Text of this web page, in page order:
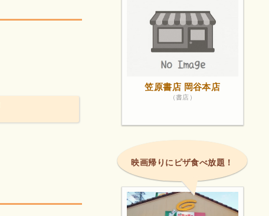
笠原書店 岡谷本店
（書店）
映画帰りにピザ食べ放題！